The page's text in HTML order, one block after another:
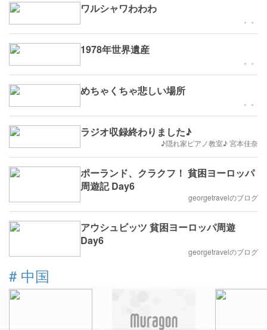
ワルシャワわわわ
。。
1978年世界遺産
。。
めちゃくちゃ悲しい場所
。。
ラジオ収録終わりました♪
♪隠れ家ピアノ教室♪ 宮本佳奈
ポーランド、クラクフ！ 貧困ヨーロッパ
周遊記 Day6
georgetravelのブログ
アウシュビッツ 貧困ヨーロッパ周遊
Day6
georgetravelのブログ
# 中国